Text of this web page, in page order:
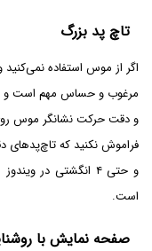
تاچ پد بزرگ
اگر از موس استفاده نمی‌کنید
مرغوب و حساس مهم است و
و دقت حرکت نشانگر موس
و حتی ۴ انگشتی در
است.